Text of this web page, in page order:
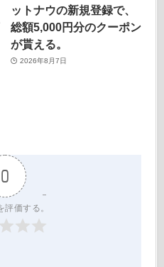
ットナウの新規登録で、
総額5,000円分のクーポン
が貰える。
2026年8月7日
0
評価する。